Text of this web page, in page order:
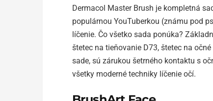
Dermacol Master Brush je kompletná
populárnou YouTuberkou (známu pod
líčenie. Čo všetko sada ponúka?
štetec na tieňovanie D73, štetec na
sade, sú zárukou šetrného kontaktu s
všetky moderné techniky líčenie očí.